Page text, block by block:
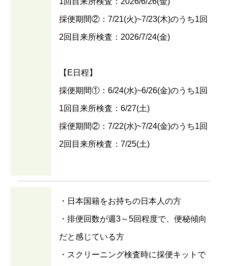
採便期間②：7/21(火)~7/23(木)のうち1回
2回目来所検査：2026/7/24(金)
【E日程】
採便期間①：6/24(水)~6/26(金)のうち1回
1回目来所検査：6/27(土)
採便期間②：7/22(水)~7/24(金)のうち1回
2回目来所検査：7/25(土)
・日本国籍をお持ちの日本人の方
・排便回数が週3～5回程度で、便秘傾向
だと感じている方
・スクリーニング検査時に採便キットで